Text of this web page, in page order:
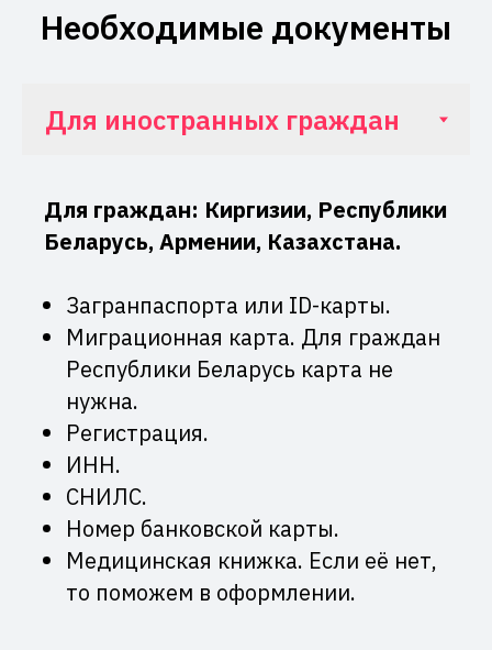
Необходимые документы
Для граждан: Киргизии, Республики
Беларусь, Армении, Казахстана.
Загранпаспорта или ID-карты.
Миграционная карта. Для граждан
Республики Беларусь карта не
нужна.
Регистрация.
ИНН.
СНИЛС.
Номер банковской карты.
Медицинская книжка. Если её нет,
то поможем в оформлении.